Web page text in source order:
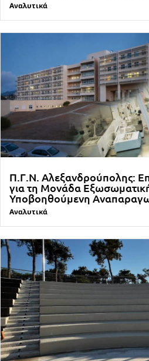
Αναλυτικά
Π.Γ.Ν. Αλεξανδρούπολης:
για τη Μονάδα
Υποβοηθούμενη
Αναλυτικά